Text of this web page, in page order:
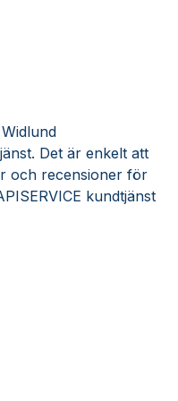
Det är enkelt att
och recensioner för
kundtjänst